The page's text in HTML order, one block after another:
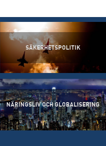
SÄKERHETSPOLITIK
NÄRINGSLIV OCH GLOBALISERING